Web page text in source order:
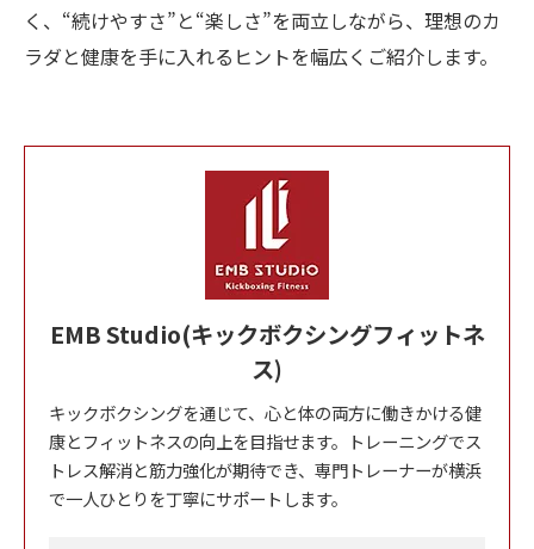
く、“続けやすさ”と“楽しさ”を両立しながら、理想のカ
ラダと健康を手に入れるヒントを幅広くご紹介します。
EMB Studio(キックボクシングフィットネ
ス)
キックボクシングを通じて、心と体の両方に働きかける健
康とフィットネスの向上を目指せます。トレーニングでス
トレス解消と筋力強化が期待でき、専門トレーナーが横浜
で一人ひとりを丁寧にサポートします。